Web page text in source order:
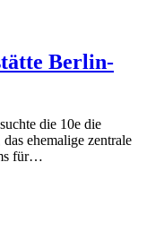
Berlin-
die 10e die
ehemalige zentrale
für…